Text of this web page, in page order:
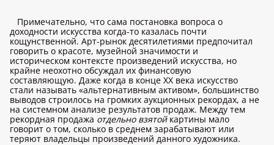
Примечательно, что сама постановка вопроса о
доходности искусства когда-то казалась почти
кощунственной. Арт-рынок десятилетиями предпочитал
говорить о красоте, музейной значимости и
историческом контексте произведений искусства, но
крайне неохотно обсуждал их финансовую
составляющую. Даже когда в конце XX века искусство
стали называть «альтернативным активом», большинство
выводов строилось на громких аукционных рекордах, а не
на системном анализе результатов продаж. Между тем
рекордная продажа отдельно взятойкартины мало
говорит о том, сколько в среднем зарабатывают или
теряют владельцы произведений данного художника.